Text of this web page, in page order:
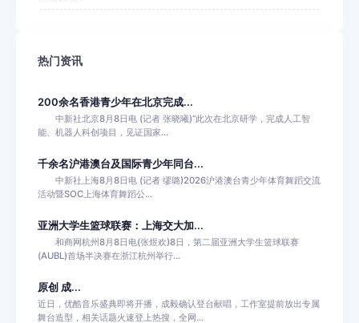
热门资讯
200余名香港青少年在北京完成...
中新社北京8月8日电 (记者 张晓曦)“此次在北京研学，完成人工智
能、机器人科创项目，见证国家...
千余名沪港澳台及国际青少年同台...
中新社上海8月8日电 (记者 缪璐)2026沪港澳台青少年体育舞蹈交流
活动暨SOC上海体育舞蹈公...
亚洲大学生篮球联赛：上海交大加...
和商网杭州8月8日电(张煜欢)8日，第二届亚洲大学生篮球联赛
(AUBL)首场半决赛在浙江杭州举行...
原创 成...
近日，优酷音乐盛典即将开播，成毅确认登台献唱，工作室提前放出专属
舞台造型，相关话题火速登上热搜，全网...